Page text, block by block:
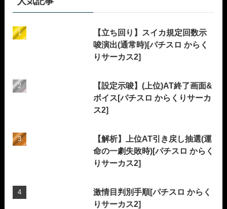
【立ち回り】スイカ規定回数示
唆演出(通常時)[パチスロ からく
りサーカス2]
【設定示唆】(上位)AT終了画面&
ボイス[パチスロ からくりサーカ
ス2]
【解析】上位AT引き戻し抽選(運
命の一劇失敗時)[パチスロ からく
りサーカス2]
激情目判別手順[パチスロ からく
りサーカス2]